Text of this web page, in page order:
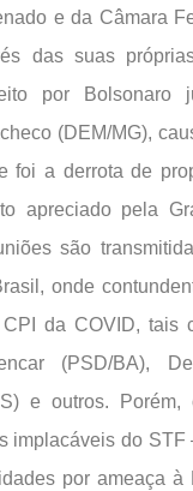
e da Câmara
das suas
por Bolsonaro
(DEM/MG),
foi a derrota de
apreciado pela
são
onde
da COVID, tais
(PSD/BA),
e outros.
implacáveis do STF
por ameaça